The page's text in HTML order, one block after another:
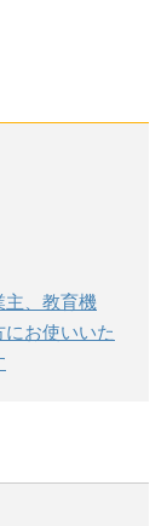
主、教育機
お使いいた